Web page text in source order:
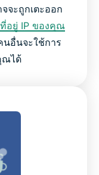
จะถูกเตะออก
อยู่ IP ของคุณ
นอื่นจะใช้การ
ณได้